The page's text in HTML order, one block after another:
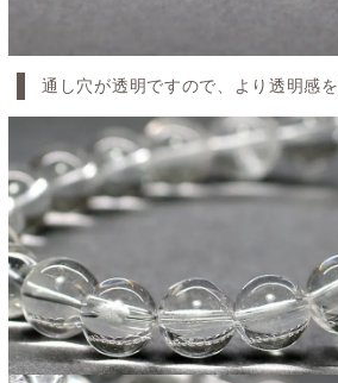
通し穴が透明ですので、より透明感を